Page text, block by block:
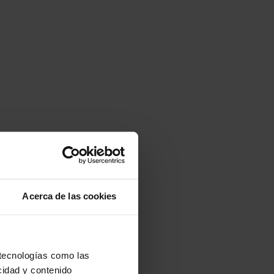
Acerca de las cookies
como las
y contenido